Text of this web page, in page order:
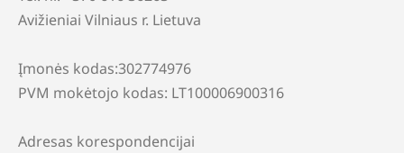
Avižieniai Vilniaus r. Lietuva
Įmonės kodas:302774976
PVM mokėtojo kodas: LT100006900316
Adresas korespondencijai